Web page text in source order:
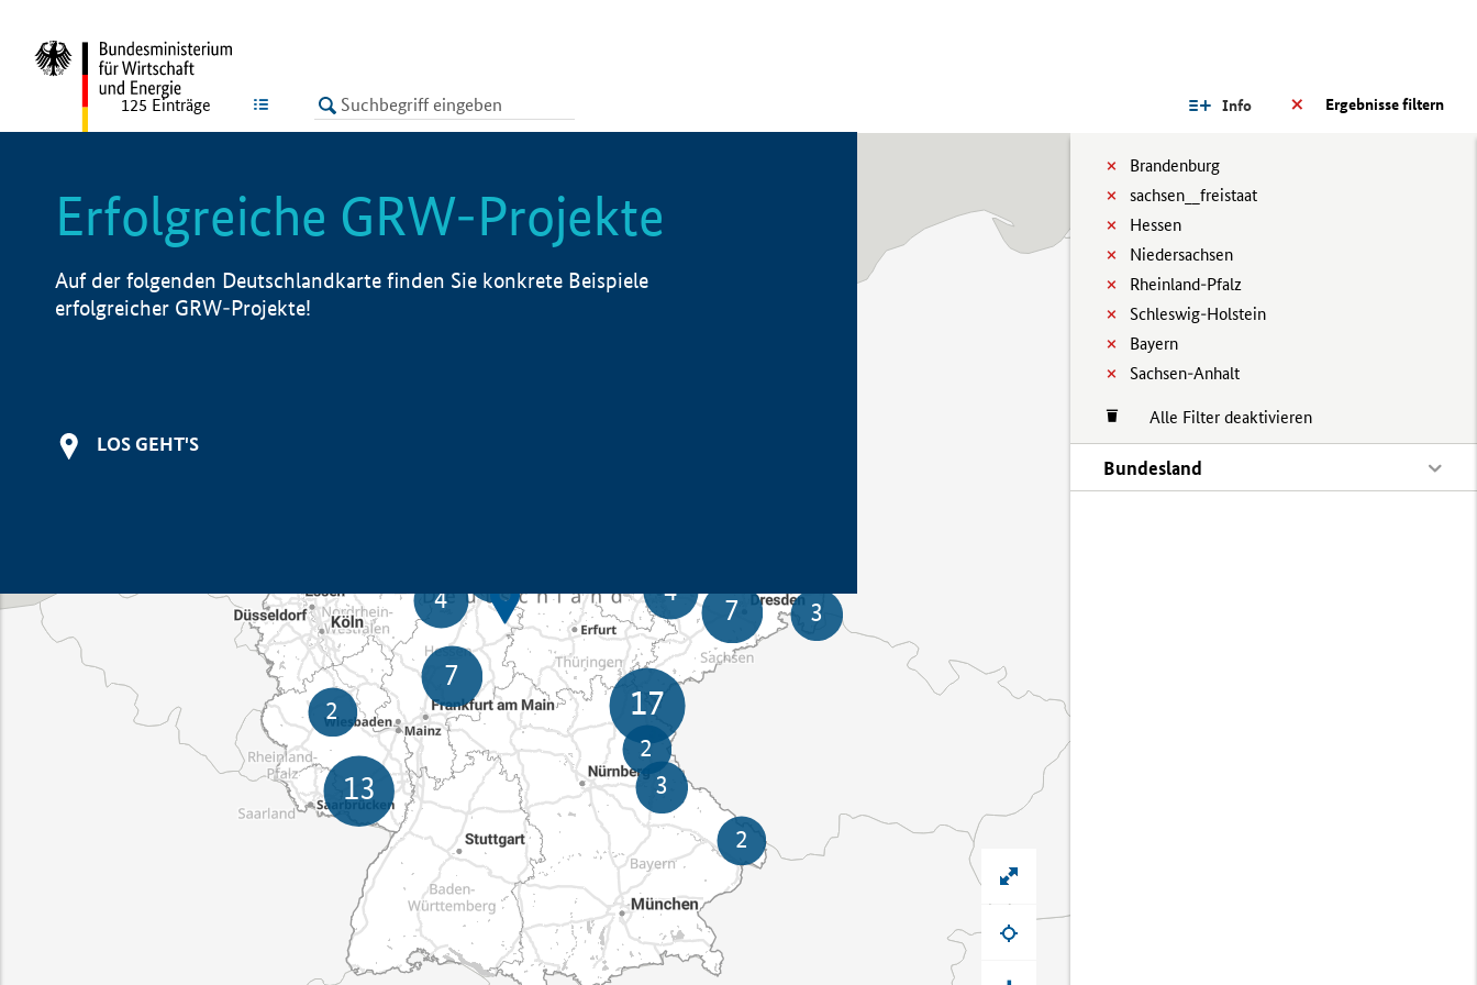
LISTE Ergebnisse filtern
Info
Brandenburg
sachsen__freistaat
Hessen
Niedersachsen
Rheinland-Pfalz
Schleswig-Holstein
Bayern
Sachsen-Anhalt
Alle Filter deaktivieren
Bundesland
125 Einträge
Erfolgreiche GRW-Projekte
Auf der folgenden Deutschlandkarte finden Sie konkrete Beispiele
erfolgreicher GRW-Projekte!
LOS GEHT'S